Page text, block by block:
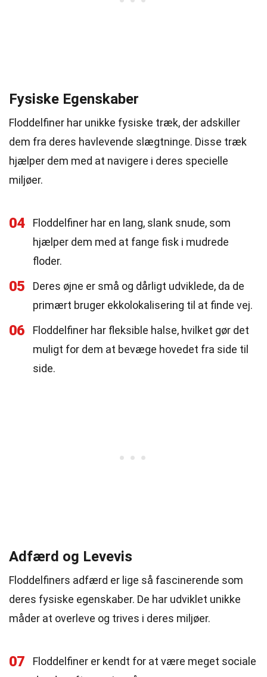
Fysiske Egenskaber
Floddelfiner har unikke fysiske træk, der adskiller
dem fra deres havlevende slægtninge. Disse træk
hjælper dem med at navigere i deres specielle
miljøer.
04
Floddelfiner har en lang, slank snude, som
hjælper dem med at fange fisk i mudrede
floder.
05
Deres øjne er små og dårligt udviklede, da de
primært bruger ekkolokalisering til at finde vej.
06
Floddelfiner har fleksible halse, hvilket gør det
muligt for dem at bevæge hovedet fra side til
side.
Adfærd og Levevis
Floddelfiners adfærd er lige så fascinerende som
deres fysiske egenskaber. De har udviklet unikke
måder at overleve og trives i deres miljøer.
07
Floddelfiner er kendt for at være meget sociale